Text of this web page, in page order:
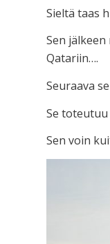
Sieltä taas
Sen
Qatariin….
Seuraava
Se toteutuu
Sen voin